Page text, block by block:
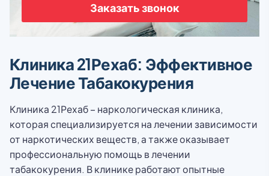
Заказать звонок
Клиника 21Рехаб: Эффективное
Лечение Табакокурения
Клиника 21Рехаб – наркологическая клиника,
которая специализируется на лечении зависимости
от наркотических веществ, а также оказывает
профессиональную помощь в лечении
табакокурения. В клинике работают опытные